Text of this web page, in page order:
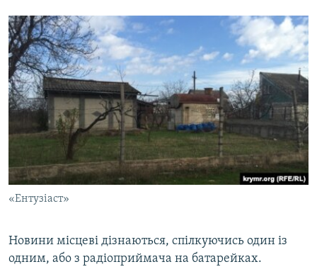
«Ентузіаст»
Новини місцеві дізнаються, спілкуючись один із
одним, або з радіоприймача на батарейках.